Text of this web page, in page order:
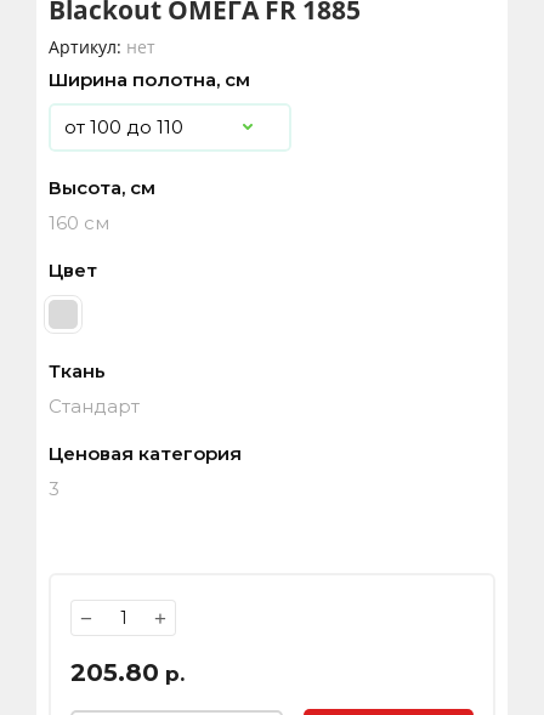
Blackout ОМЕГА FR 1885
Артикул: нет
Ширина полотна, см
Высота, см
160 см
Цвет
Ткань
Стандарт
Ценовая категория
3
− +
205.80 р.